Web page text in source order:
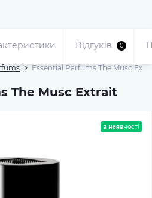
Essential Parfums The Musc
The Musc Extrait
Відгуків 0
в наявності